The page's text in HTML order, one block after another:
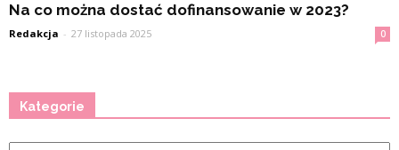
Na co można dostać dofinansowanie w 2023?
Redakcja - 27 listopada 2025 0
Kategorie
Kategorie